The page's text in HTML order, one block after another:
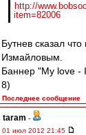
http://
item=82006
Бутнев сказал
Измайловым.
Баннер "My love -
8)
Последнее сообщение
taram -
01 июл 2012 21:45